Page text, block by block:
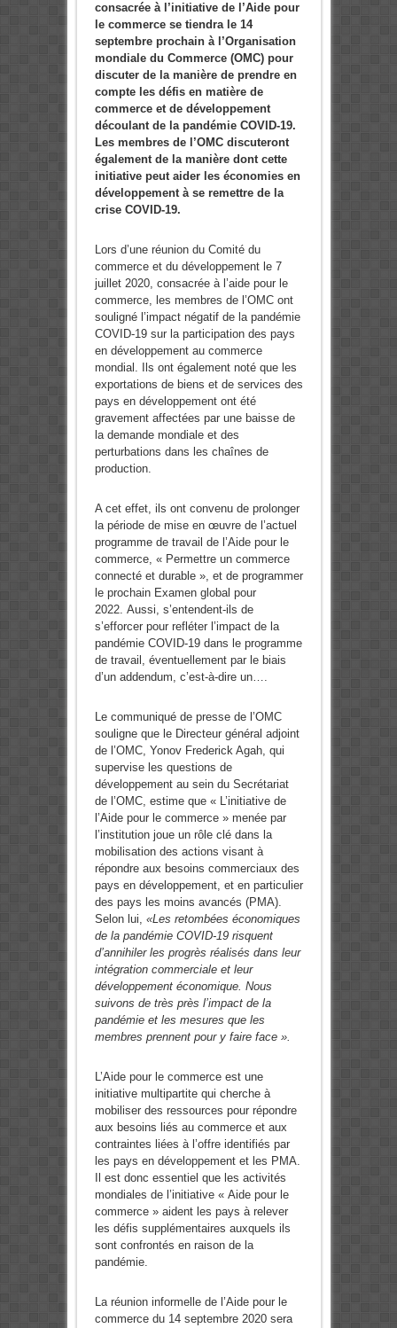
consacrée à l’initiative de l’Aide pour
le commerce se tiendra le 14
septembre prochain à l’Organisation
mondiale du Commerce (OMC) pour
discuter de la manière de prendre en
compte les défis en matière de
commerce et de développement
découlant de la pandémie COVID-19.
Les membres de l’OMC discuteront
également de la manière dont cette
initiative peut aider les économies en
développement à se remettre de la
crise COVID-19.
Lors d’une réunion du Comité du
commerce et du développement le 7
juillet 2020, consacrée à l’aide pour le
commerce, les membres de l’OMC ont
souligné l’impact négatif de la pandémie
COVID-19 sur la participation des pays
en développement au commerce
mondial. Ils ont également noté que les
exportations de biens et de services des
pays en développement ont été
gravement affectées par une baisse de
la demande mondiale et des
perturbations dans les chaînes de
production.
A cet effet, ils ont convenu de prolonger
la période de mise en œuvre de l’actuel
programme de travail de l’Aide pour le
commerce, « Permettre un commerce
connecté et durable », et de programmer
le prochain Examen global pour
2022. Aussi, s’entendent-ils de
s’efforcer pour refléter l’impact de la
pandémie COVID-19 dans le programme
de travail, éventuellement par le biais
d’un addendum, c’est-à-dire un….
Le communiqué de presse de l’OMC
souligne que le Directeur général adjoint
de l’OMC, Yonov Frederick Agah, qui
supervise les questions de
développement au sein du Secrétariat
de l’OMC, estime que « L’initiative de
l’Aide pour le commerce » menée par
l’institution joue un rôle clé dans la
mobilisation des actions visant à
répondre aux besoins commerciaux des
pays en développement, et en particulier
des pays les moins avancés (PMA).
Selon lui, «Les retombées économiques
de la pandémie COVID-19 risquent
d’annihiler les progrès réalisés dans leur
intégration commerciale et leur
développement économique. Nous
suivons de très près l’impact de la
pandémie et les mesures que les
membres prennent pour y faire face ».
L’Aide pour le commerce est une
initiative multipartite qui cherche à
mobiliser des ressources pour répondre
aux besoins liés au commerce et aux
contraintes liées à l’offre identifiés par
les pays en développement et les PMA.
Il est donc essentiel que les activités
mondiales de l’initiative « Aide pour le
commerce » aident les pays à relever
les défis supplémentaires auxquels ils
sont confrontés en raison de la
pandémie.
La réunion informelle de l’Aide pour le
commerce du 14 septembre 2020 sera